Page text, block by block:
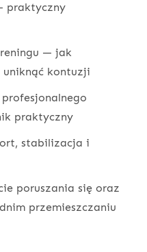
praktyczny
— jak
uniknąć kontuzji
praktyczny
stabilizacja i
poruszania się oraz
przemieszczaniu